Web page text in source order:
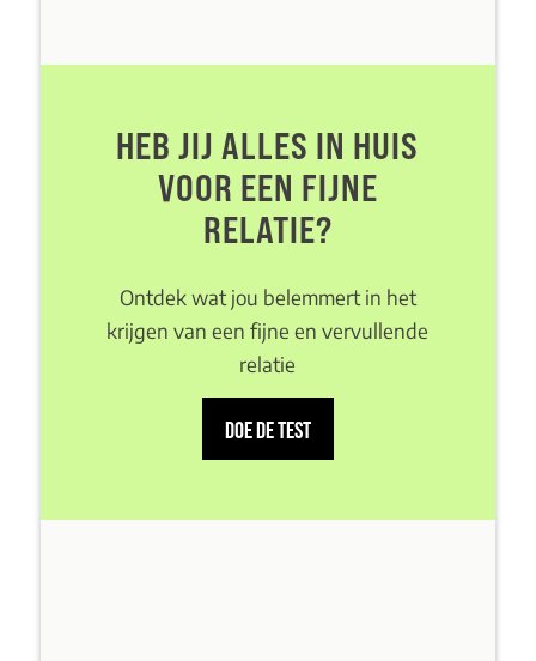
HEB JIJ ALLES IN HUIS
VOOR EEN FIJNE
RELATIE?
Ontdek wat jou belemmert in het
krijgen van een fijne en vervullende
relatie
DOE DE TEST